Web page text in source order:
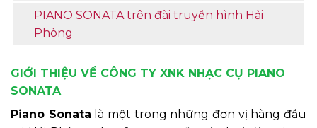
PIANO SONATA trên đài truyền hình Hải
Phòng
GIỚI THIỆU VỀ CÔNG TY XNK NHẠC CỤ PIANO
SONATA
Piano Sonata là một trong những đơn vị hàng đầu